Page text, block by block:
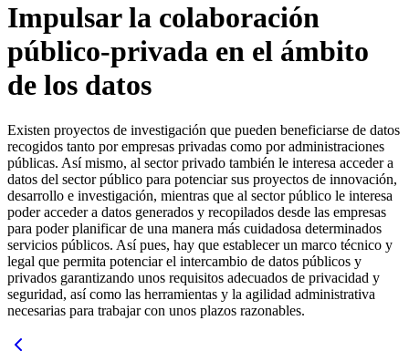
Impulsar la colaboración
público-privada en el ámbito
de los datos
Existen proyectos de investigación que pueden beneficiarse de datos
recogidos tanto por empresas privadas como por administraciones
públicas. Así mismo, al sector privado también le interesa acceder a
datos del sector público para potenciar sus proyectos de innovación,
desarrollo e investigación, mientras que al sector público le interesa
poder acceder a datos generados y recopilados desde las empresas
para poder planificar de una manera más cuidadosa determinados
servicios públicos. Así pues, hay que establecer un marco técnico y
legal que permita potenciar el intercambio de datos públicos y
privados garantizando unos requisitos adecuados de privacidad y
seguridad, así como las herramientas y la agilidad administrativa
necesarias para trabajar con unos plazos razonables.